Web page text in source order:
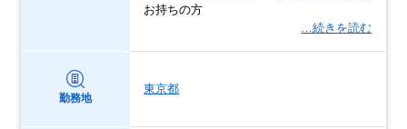
お持ちの方
…続きを読む
勤務地
東京都